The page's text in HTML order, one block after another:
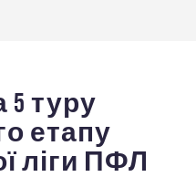
5 туру
етапу
ліги ПФЛ